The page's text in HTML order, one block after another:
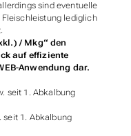
sind eventuelle
lediglich
/ Mkg“ den
auf effiziente
Anwendung dar.
seit 1. Abkalbung
seit 1. Abkalbung